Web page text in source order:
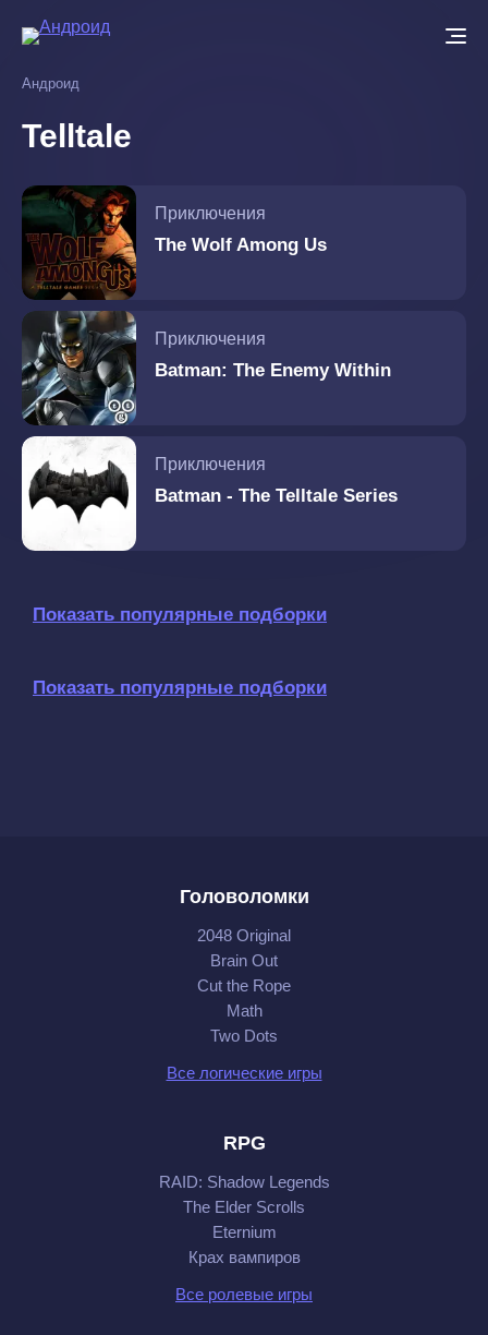
основному
Андроид
Telltale
Приключения
The Wolf Among Us
Приключения
Batman: The Enemy Within
Приключения
Batman - The Telltale Series
Показать популярные подборки
Показать популярные подборки
Головоломки
2048 Original
Brain Out
Cut the Rope
Math
Two Dots
Все логические игры
RPG
RAID: Shadow Legends
The Elder Scrolls
Eternium
Крах вампиров
Все ролевые игры